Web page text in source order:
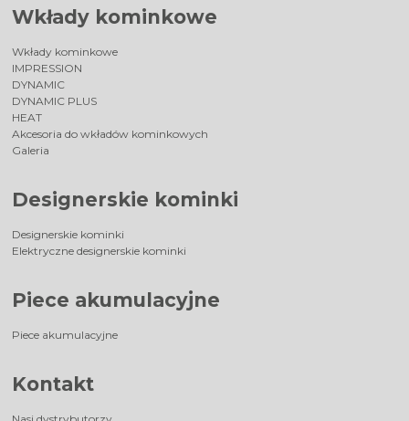
Wkłady kominkowe
Wkłady kominkowe
IMPRESSION
DYNAMIC
DYNAMIC PLUS
HEAT
Akcesoria do wkładów kominkowych
Galeria
Designerskie kominki
Designerskie kominki
Elektryczne designerskie kominki
Piece akumulacyjne
Piece akumulacyjne
Kontakt